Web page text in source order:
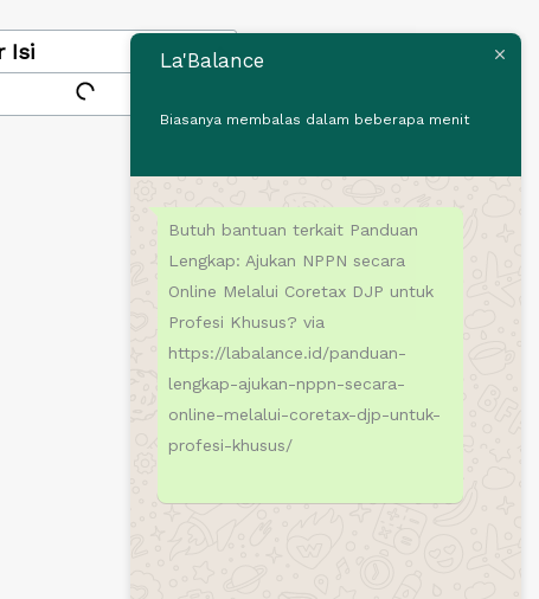
Isi La'Balance
Biasanya membalas dalam beberapa menit
Butuh bantuan terkait Panduan
Lengkap: Ajukan NPPN secara
Online Melalui Coretax DJP untuk
Profesi Khusus? via
https://labalance.id/panduan-
lengkap-ajukan-nppn-secara-
online-melalui-coretax-djp-untuk-
profesi-khusus/